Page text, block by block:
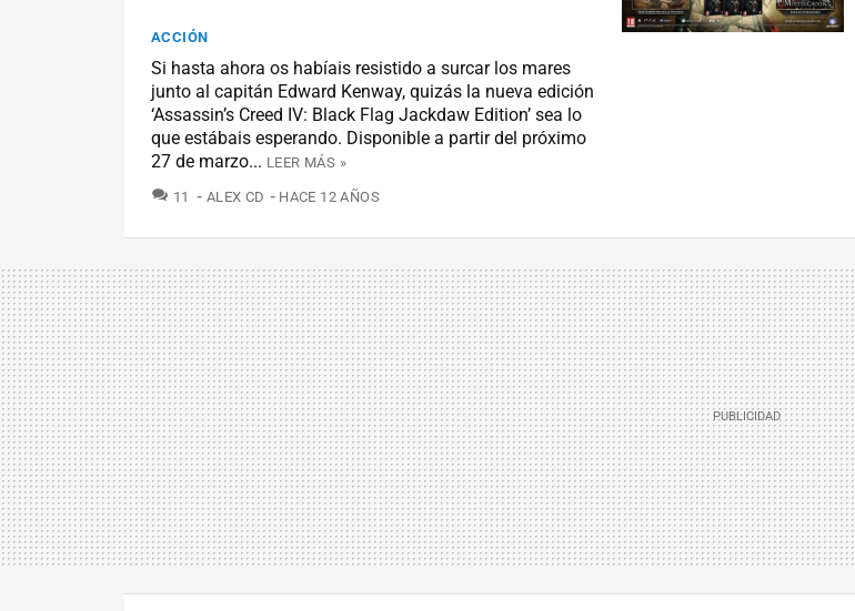
ACCIÓN
Si hasta ahora os habíais resistido a surcar los mares
junto al capitán Edward Kenway, quizás la nueva edición
‘Assassin’s Creed IV: Black Flag Jackdaw Edition’ sea lo
que estábais esperando. Disponible a partir del próximo
27 de marzo... LEER MÁS »
11 COMENTARIOS
ALEX CD HACE 12 AÑOS